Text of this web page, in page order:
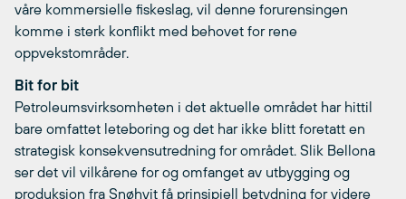
våre kommersielle fiskeslag, vil denne forurensingen
komme i sterk konflikt med behovet for rene
oppvekstområder.
Bit for bit
Petroleumsvirksomheten i det aktuelle området har hittil
bare omfattet leteboring og det har ikke blitt foretatt en
strategisk konsekvensutredning for området. Slik Bellona
ser det vil vilkårene for og omfanget av utbygging og
produksjon fra Snøhvit få prinsipiell betydning for videre